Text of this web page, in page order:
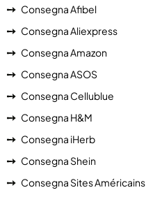
Consegna Afibel
Consegna Aliexpress
Consegna Amazon
Consegna ASOS
Consegna Cellublue
Consegna H&M
Consegna iHerb
Consegna Shein
Consegna Sites Américains